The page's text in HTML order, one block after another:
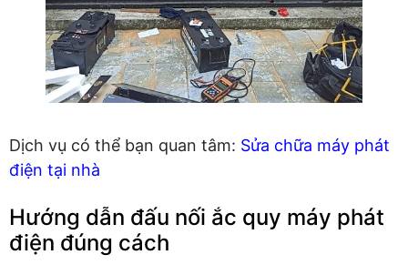
Dịch vụ có thể bạn quan tâm: Sửa chữa máy phát
điện tại nhà
Hướng dẫn đấu nối ắc quy máy phát
điện đúng cách